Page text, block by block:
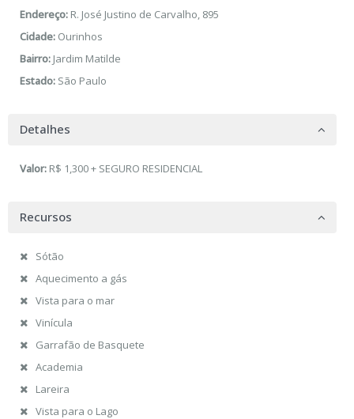
Endereço: R. José Justino de Carvalho, 895
Cidade: Ourinhos
Bairro: Jardim Matilde
Estado: São Paulo
Detalhes
Valor: R$ 1,300 + SEGURO RESIDENCIAL
Recursos
Sótão
Aquecimento a gás
Vista para o mar
Vinícula
Garrafão de Basquete
Academia
Lareira
Vista para o Lago